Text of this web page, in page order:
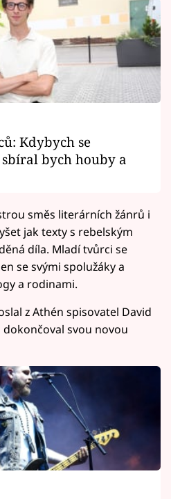
Kdybych se
bych houby a
směs literárních žánrů i
jak texty s rebelským
díla. Mladí tvůrci se
se svými spolužáky a
a rodinami.
z Athén spisovatel David
dokončoval svou novou